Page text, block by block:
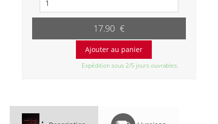
17.90 €
Expédition sous 2/5 jours ouvrables.